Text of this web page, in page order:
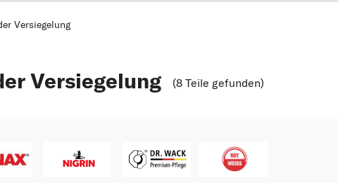
Versiegelung
Versiegelung (8 Teile gefunden)